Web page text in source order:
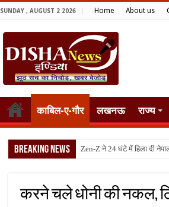
SUNDAY , AUGUST 2 2026 Home About us
काबिल-ए-गौर लखनऊ राज्य
Breaking News टैरिफ वॉर
करने चले धोनी की नकल,